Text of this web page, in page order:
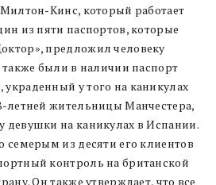
Кинс, который работает
из пяти паспортов, которые
предложил человеку
также были в наличии паспорт
у того на каникулах
летней жительницы Манчестера,
девушки на каникулах в Испании.
семерым из десяти его клиентов
контроль на британской
Он также утверждает, что все